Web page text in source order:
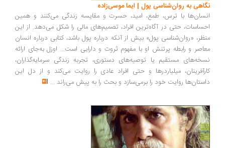
به روان‌شناسی پول | ایما موسی‌زاده
با ترس، طمع، امید، حسرت و مقایسه زندگی می‌کنند و همین
حتی در آگاه‌ترین افراد، تصمیم‌های مالی را شکل می‌دهد. از این
«روان‌شناسی پول» بیش از آنکه درباره پول باشد، کتابی درباره انسان
و رابطه پرتنش او با مفهوم ثروت و دارایی است... اوزل به‌جای ارائه
مستقیم یا توصیه‌های دستوری، تجربه زندگی سرمایه‌گذاران،
میلیاردرها و حتی افراد عادی را روایت می‌کند و از دل این
روایت خود را برمی‌سازد و بحث را به پیش می‌راند ...